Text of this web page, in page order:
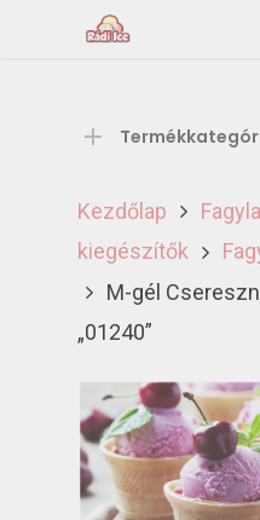
Kezdőlap
kiegészítők
M-gél
„01240”